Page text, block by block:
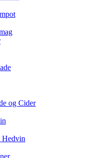
og Cider
Hedvin